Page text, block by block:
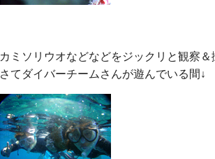
カミソリウオなどなどをジックリと観察